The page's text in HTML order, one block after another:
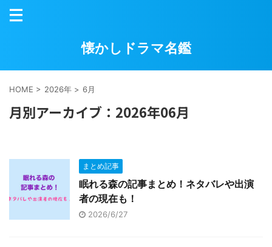
懐かしドラマ名鑑
HOME > 2026年 > 6月
月別アーカイブ：2026年06月
まとめ記事
眠れる森の記事まとめ！ネタバレや出演
者の現在も！
2026/6/27